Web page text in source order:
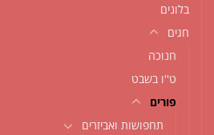
בלונים
חגים
חנוכה
ט''ו בשבט
פורים
תחפושות ואביזרים